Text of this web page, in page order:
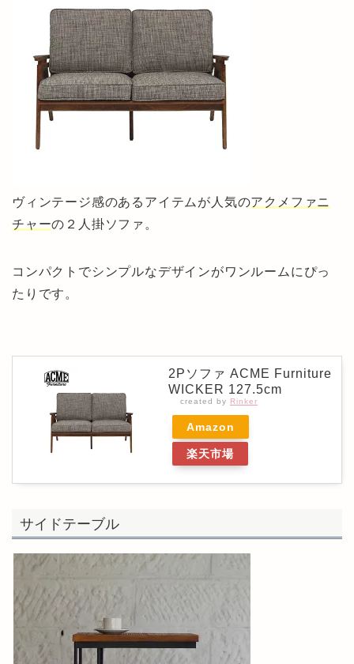
ヴィンテージ感のあるアイテムが人気のアクメファニ
チャーの２人掛ソファ。
コンパクトでシンプルなデザインがワンルームにぴっ
たりです。
2Pソファ ACME Furniture
WICKER 127.5cm
created by Rinker
Amazon
楽天市場
サイドテーブル